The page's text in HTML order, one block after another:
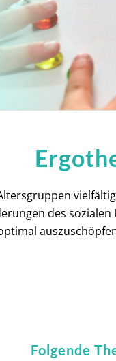
des
Folgende